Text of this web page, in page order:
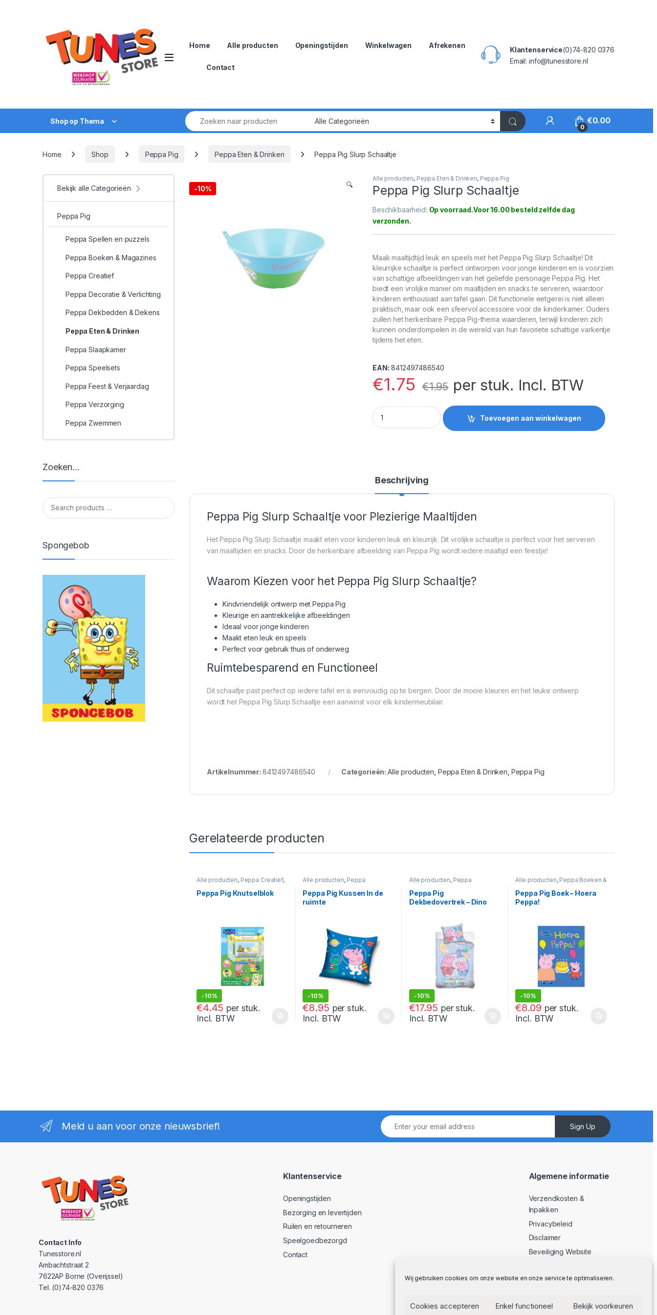
Wij gebruiken cookies om onze website en onze service te optimaliseren.
Cookies accepteren Enkel functioneel Bekijk voorkeuren
Open
Home Alle producten Openingstijden Winkelwagen Afrekenen
Contact
Klantenservice(0)74-820 0376
Email: info@tunesstore.nl
Shop op Thema
Zoek naar:
My Account
0
€0.00
Home Shop Peppa Pig Peppa Eten & Drinken Peppa Pig Slurp Schaaltje
-10% 🔍
Alle producten, Peppa Eten & Drinken, Peppa Pig
Peppa Pig Slurp Schaaltje
Beschikbaarheid: Op voorraad
Maak maaltijdtijd leuk en speels met het Peppa Pig Slurp Schaaltje! Dit
kleurrijke schaaltje is perfect ontworpen voor jonge kinderen en is voorzien
van schattige afbeeldingen van het geliefde personage Peppa Pig. Het
biedt een vrolijke manier om maaltijden en snacks te serveren, waardoor
kinderen enthousiast aan tafel gaan. Dit functionele eetgerei is niet alleen
praktisch, maar ook een sfeervol accessoire voor de kinderkamer. Ouders
zullen het herkenbare Peppa Pig-thema waarderen, terwijl kinderen zich
kunnen onderdompelen in de wereld van hun favoriete schattige varkentje
tijdens het eten.
EAN: 8412497486540
€1.75 €1.95 per stuk. Incl. BTW
Peppa Pig Slurp Schaaltje quantity
Toevoegen aan winkelwagen
Beschrijving
Peppa Pig Slurp Schaaltje voor Plezierige Maaltijden
Het Peppa Pig Slurp Schaaltje maakt eten voor kinderen leuk en kleurrijk. Dit vrolijke schaaltje is perfect voor het serveren
van maaltijden en snacks. Door de herkenbare afbeelding van Peppa Pig wordt iedere maaltijd een feestje!
Waarom Kiezen voor het Peppa Pig Slurp Schaaltje?
Kindvriendelijk ontwerp met Peppa Pig
Kleurige en aantrekkelijke afbeeldingen
Ideaal voor jonge kinderen
Maakt eten leuk en speels
Perfect voor gebruik thuis of onderweg
Ruimtebesparend en Functioneel
Dit schaaltje past perfect op iedere tafel en is eenvoudig op te bergen. Door de mooie kleuren en het leuke ontwerp
wordt het Peppa Pig Slurp Schaaltje een aanwinst voor elk kindermeubilair.
Artikelnummer: 8412497486540 Categorieën: Alle producten Peppa Eten & Drinken Peppa Pig
Gerelateerde producten
Alle producten, Peppa Creatief,
Peppa Pig Knutselblok
-10%
€4.45
4.95
per stuk.
Incl. BTW
Alle producten, Peppa
Pig
Peppa Pig Kussen In de
ruimte
-10%
€8.95
9.95
per stuk.
Incl. BTW
Alle producten, Peppa
Pig
Peppa Pig
Dekbedovertrek – Dino
-10%
€17.95
19.95
per stuk.
Incl. BTW
Alle producten, Peppa Boeken &
Peppa Pig Boek – Hoera
Peppa!
-10%
€8.09
8.99
per stuk.
Incl. BTW
Bekijk alle Categorieën
Peppa Pig
Peppa Spellen en puzzels
Peppa Boeken & Magazines
Peppa Creatief
Peppa Decoratie & Verlichting
Peppa Dekbedden & Dekens
Peppa Eten & Drinken
Peppa Slaapkamer
Peppa Speelsets
Peppa Feest & Verjaardag
Peppa Verzorging
Peppa Zwemmen
Zoeken…
Spongebob
Meld u aan voor onze nieuwsbrief! Sign Up
Contact Info
Tunesstore.nl
Ambachtstraat 2
7622AP Borne (Overijssel)
Tel. (0)74-820 0376
Klantenservice
Openingstijden
Bezorging en levertijden
Ruilen en retourneren
Speelgoedbezorgd
Contact
Algemene informatie
Verzendkosten &
Inpakken
Privacybeleid
Disclaimer
Beveiliging Website